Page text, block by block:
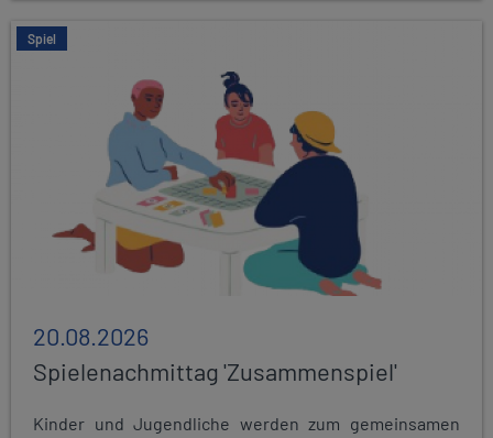
Spiel
20.08.2026
Spielenachmittag 'Zusammenspiel'
Kinder und Jugendliche werden zum gemeinsamen